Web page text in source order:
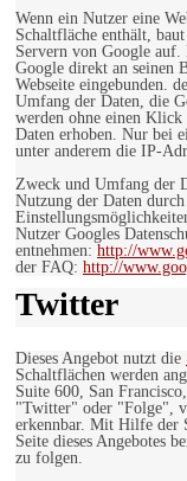
Wenn ein Nutzer eine
Schaltfläche enthält,
Servern von Google
Google direkt an seinen
Webseite eingebunden.
Umfang der Daten, die
werden ohne einen Klick
Daten erhoben. Nur bei
unter anderem die IP-
Zweck und Umfang der
Nutzung der Daten
Nutzer Googles
entnehmen: http://
der FAQ: http://
Twitter
Dieses Angebot nutzt die
Schaltflächen werden
Suite 600, San
"Twitter" oder "Folge",
erkennbar. Mit Hilfe der
Seite dieses Angebotes
zu folgen.